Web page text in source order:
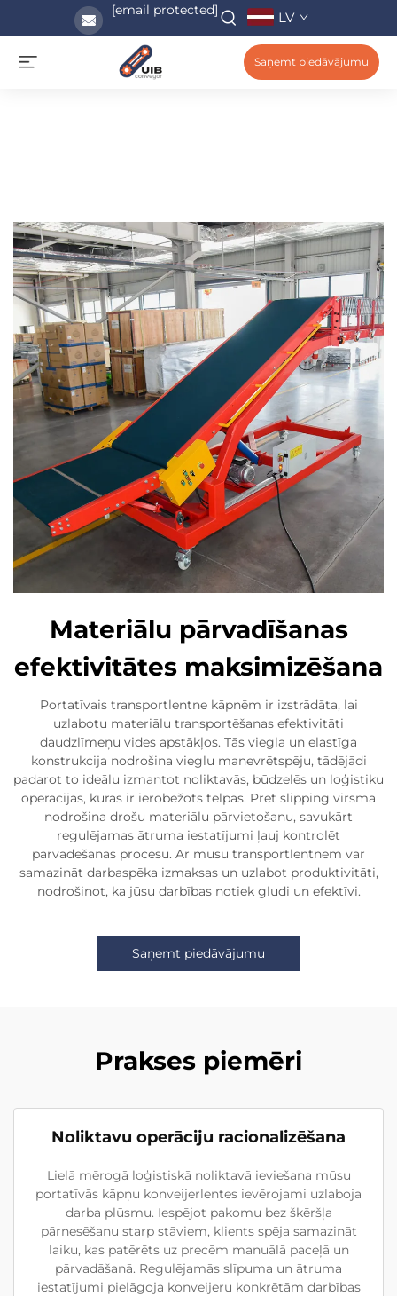
[email protected] LV
Saņemt piedāvājumu
Materiālu pārvadīšanas
efektivitātes maksimizēšana
Portatīvais transportlentne kāpnēm ir izstrādāta, lai
uzlabotu materiālu transportēšanas efektivitāti
daudzlīmeņu vides apstākļos. Tās viegla un elastīga
konstrukcija nodrošina vieglu manevrētspēju, tādējādi
padarot to ideālu izmantot noliktavās, būdzelēs un loģistiku
operācijās, kurās ir ierobežots telpas. Pret slipping virsma
nodrošina drošu materiālu pārvietošanu, savukārt
regulējamas ātruma iestatījumi ļauj kontrolēt
pārvadēšanas procesu. Ar mūsu transportlentnēm var
samazināt darbaspēka izmaksas un uzlabot produktivitāti,
nodrošinot, ka jūsu darbības notiek gludi un efektīvi.
Saņemt piedāvājumu
Prakses piemēri
Noliktavu operāciju racionalizēšana
Lielā mērogā loģistiskā noliktavā ieviešana mūsu
portatīvās kāpņu konveijerlentes ievērojami uzlaboja
darba plūsmu. Iespējot pakomu bez šķēršļa
pārnesēšanu starp stāviem, klients spēja samazināt
laiku, kas patērēts uz precēm manuālā paceļā un
pārvadāšanā. Regulējamās slīpuma un ātruma
iestatījumi pielāgoja konveijeru konkrētām darbības